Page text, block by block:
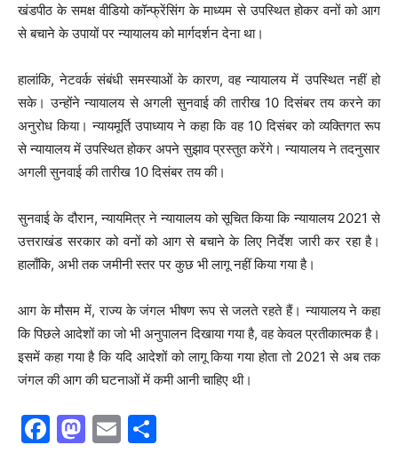
खंडपीठ के समक्ष वीडियो कॉन्फ्रेंसिंग के माध्यम से उपस्थित होकर वनों को आग
से बचाने के उपायों पर न्यायालय को मार्गदर्शन देना था।
हालांकि, नेटवर्क संबंधी समस्याओं के कारण, वह न्यायालय में उपस्थित नहीं हो
सके। उन्होंने न्यायालय से अगली सुनवाई की तारीख 10 दिसंबर तय करने का
अनुरोध किया। न्यायमूर्ति उपाध्याय ने कहा कि वह 10 दिसंबर को व्यक्तिगत रूप
से न्यायालय में उपस्थित होकर अपने सुझाव प्रस्तुत करेंगे। न्यायालय ने तदनुसार
अगली सुनवाई की तारीख 10 दिसंबर तय की।
सुनवाई के दौरान, न्यायमित्र ने न्यायालय को सूचित किया कि न्यायालय 2021 से
उत्तराखंड सरकार को वनों को आग से बचाने के लिए निर्देश जारी कर रहा है।
हालाँकि, अभी तक जमीनी स्तर पर कुछ भी लागू नहीं किया गया है।
आग के मौसम में, राज्य के जंगल भीषण रूप से जलते रहते हैं। न्यायालय ने कहा
कि पिछले आदेशों का जो भी अनुपालन दिखाया गया है, वह केवल प्रतीकात्मक है।
इसमें कहा गया है कि यदि आदेशों को लागू किया गया होता तो 2021 से अब तक
जंगल की आग की घटनाओं में कमी आनी चाहिए थी।
F
M E